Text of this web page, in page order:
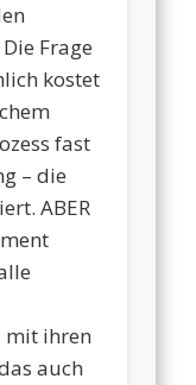
Frage
kostet
fast
– die
ABER
mit ihren
auch